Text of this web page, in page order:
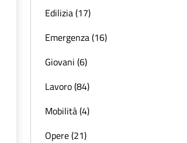
Edilizia (17)
Emergenza (16)
Giovani (6)
Lavoro (84)
Mobilità (4)
Opere (21)